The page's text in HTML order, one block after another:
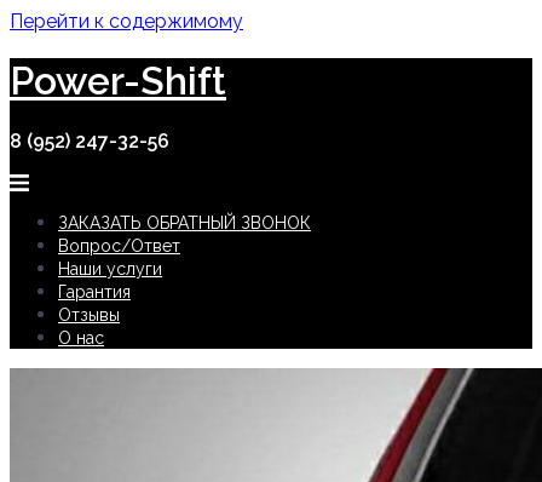
Перейти к содержимому
Power-Shift
8 (952) 247-32-56
ЗАКАЗАТЬ ОБРАТНЫЙ ЗВОНОК
Вопрос/Ответ
Наши услуги
Гарантия
Отзывы
О нас